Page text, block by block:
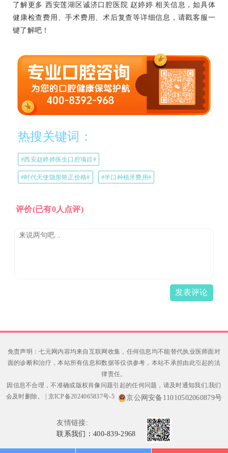
了解更多 西安莲湖区诚济口腔医院 赵婷婷 相关信息，如具体
健康检查费用、手术费用、术后复查等详细信息，请戳客服一
键了解吧！
热搜关键词：
#西安赵婷婷医生口腔项目#
#时代天使隐形矫正价格# #半口种植牙费用#
评价(已有0人点评)
发表评论
免责声明：七元网内容均来自互联网收集，任何信息均不能替代执业医师面对
面的诊断和治疗，本站所有信息和数据等仅供参考，本站不承担由此引起的法
律责任。
因信息不合理，不准确或版权肖像问题引起的任何问题，请及时通知我们,我们
会及时删除。 | 京ICP备2024065837号-5 京公网安备11010502060879号
友情链接:
联系我们：400-839-2968